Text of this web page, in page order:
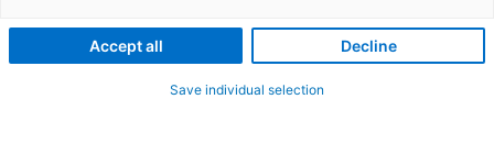
Accept all Decline
Save individual selection